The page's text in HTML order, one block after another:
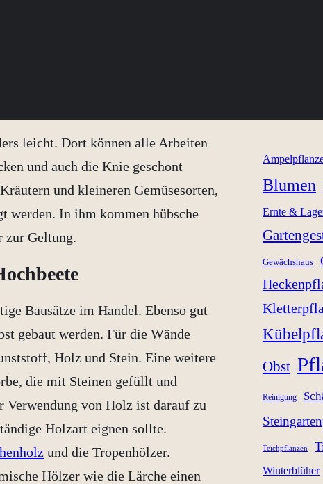
leicht. Dort können alle Arbeiten
und auch die Knie geschont
und kleineren Gemüsesorten,
werden. In ihm kommen hübsche
zur Geltung.
Bausätze im Handel. Ebenso gut
gebaut werden. Für die Wände
Holz und Stein. Eine weitere
die mit Steinen gefüllt und
Verwendung von Holz ist darauf zu
Holzart eignen sollte.
und die Tropenhölzer.
Hölzer wie die Lärche einen
Blumen
Ernte &
Gewächshaus
Obst
Reinigung
Teichpflanzen
Winterblüher